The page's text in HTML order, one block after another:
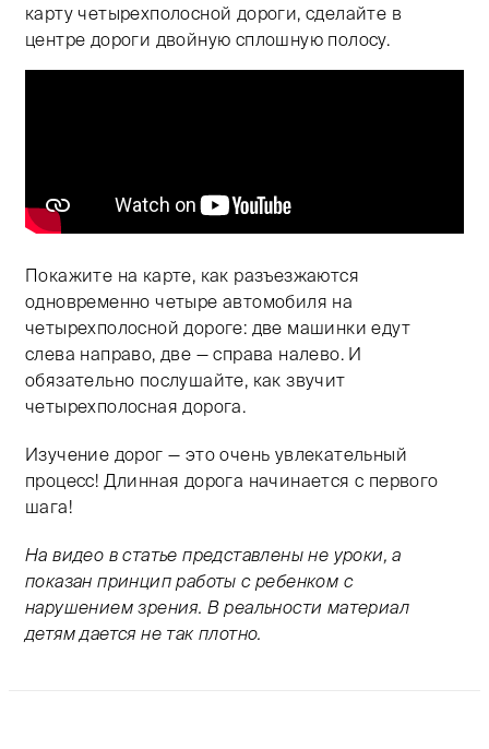
карту четырехполосной дороги, сделайте в
центре дороги двойную сплошную полосу.
Покажите на карте, как разъезжаются
одновременно четыре автомобиля на
четырехполосной дороге: две машинки едут
слева направо, две — справа налево. И
обязательно послушайте, как звучит
четырехполосная дорога.
Изучение дорог — это очень увлекательный
процесс! Длинная дорога начинается с первого
шага!
На видео в статье представлены не уроки, а
показан принцип работы с ребенком с
нарушением зрения. В реальности материал
детям дается не так плотно.